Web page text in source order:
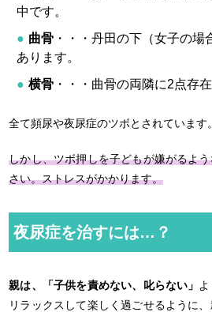
中です。
曲骨 ・・・丹田の下（女子の場
あります。
横骨 ・・・曲骨の両隣に2点存在
全て頻尿や夜尿症のツボとされています。
しかし、ツボ押しを子どもが嫌がるよ
さい。ストレスがかかります。
夜尿症を治すには…？
親は、「子供を責めない、叱らない」
リラックスして楽しく過ごせるように